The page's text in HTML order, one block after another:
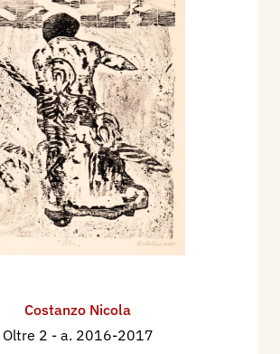
Costanzo Nicola
Oltre 2 - a. 2016-2017